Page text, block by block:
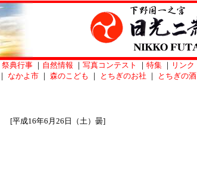
祭典行事 ｜ 自然情報 ｜ 写真コンテスト ｜ 特集 ｜ リンク
｜ なかよ市 ｜ 森のこども ｜ とちぎのお社 ｜ とちぎの酒
[平成16年6月26日（土）曇]